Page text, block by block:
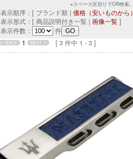
※スペース区切りでOR検索。
表示順序：[ ブランド順 | 価格（安いものから）
表示形式：[ 商品説明付き一覧 | 画像一覧 ]
表示件数：
件
1
[ 3 件中 1 - 3 ]